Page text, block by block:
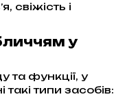
свіжість і
у
та функції, у
типи засобів: